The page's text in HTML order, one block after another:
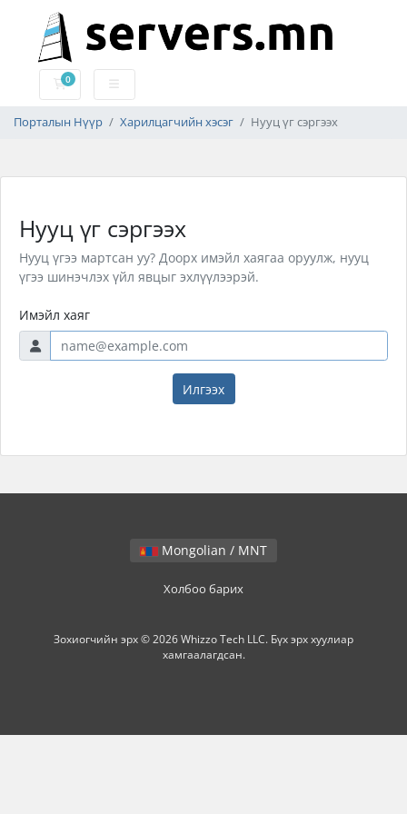
0
Дэлгүүрийн сагс
Порталын Нүүр Харилцагчийн хэсэг Нууц үг сэргээх
Нууц үг сэргээх
Нууц үгээ мартсан уу? Доорх имэйл хаягаа оруулж, нууц
үгээ шинэчлэх үйл явцыг эхлүүлээрэй.
Имэйл хаяг
Илгээх
Mongolian / MNT
Холбоо барих
Зохиогчийн эрх © 2026 Whizzo Tech LLC. Бүх эрх хуулиар
хамгаалагдсан.